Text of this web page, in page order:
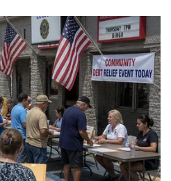
Công nghệ
Sành điệu
Tin Công nghệ
Trải nghiệm
Chuyển đổi số